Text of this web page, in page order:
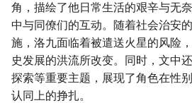
角，描绘了他日常生活的艰辛与无
中与同僚们的互动。随着社会治安
施，洛九面临着被遣送火星的风险
史发展的洪流所改变。同时，文中
探索等重要主题，展现了角色在性
认同上的挣扎。